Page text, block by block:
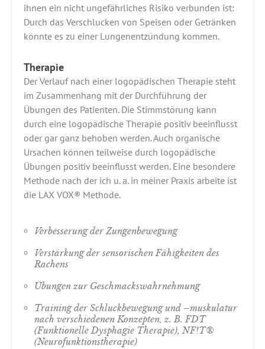
ihnen ein nicht ungefährliches Risiko verbunden ist:
Durch das Verschlucken von Speisen oder Getränken
könnte es zu einer Lungenentzündung kommen.
Therapie
Der Verlauf nach einer logopädischen Therapie steht
im Zusammenhang mit der Durchführung der
Übungen des Patienten. Die Stimmstörung kann
durch eine logopädische Therapie positiv beeinflusst
oder gar ganz behoben werden. Auch organische
Ursachen können teilweise durch logopädische
Übungen positiv beeinflusst werden. Eine besondere
Methode nach der ich u. a. in meiner Praxis arbeite ist
die LAX VOX® Methode.
Verbesserung der Zungenbewegung
Verstärkung der sensorischen Fähigkeiten des
Rachens
Übungen zur Geschmackswahrnehmung
Training der Schluckbewegung und –muskulatur
nach verschiedenen Konzepten, z. B. FDT
(Funktionelle Dysphagie Therapie), NF!T®
(Neurofunktionstherapie)